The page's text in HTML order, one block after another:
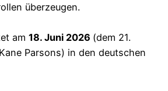
überzeugen.
am 18. Juni 2026 (dem 21.
Parsons) in den deutschen